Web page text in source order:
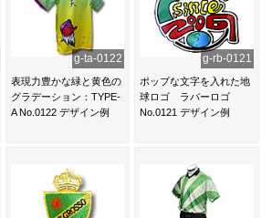
g-ta-0122
表現力豊かな緑と黄色の
グラデーション：TYPE-
A No.0122 デザイン例
g-rb-0121
ポップな文字を入れた地
球ロゴ ラバーロゴ
No.0121 デザイン例